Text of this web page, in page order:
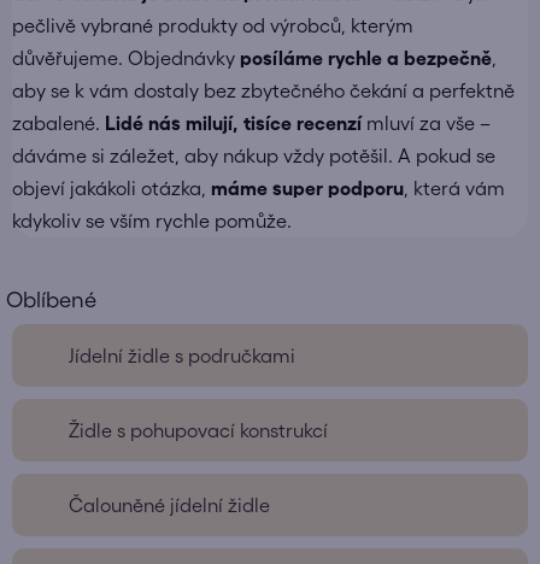
pečlivě vybrané produkty od výrobců, kterým
důvěřujeme. Objednávky posíláme rychle a bezpečně
aby se k vám dostaly bez zbytečného čekání a perfektně
zabalené. Lidé nás milují, tisíce recenzímluví za vše –
dáváme si záležet, aby nákup vždy potěšil. A pokud se
objeví jakákoli otázka, máme super podporu , která vám
kdykoliv se vším rychle pomůže.
Jídelní židle s područkami
Židle s pohupovací konstrukcí
Čalouněné jídelní židle